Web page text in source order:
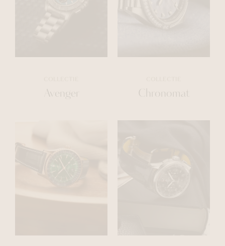
Avenger Chronomat